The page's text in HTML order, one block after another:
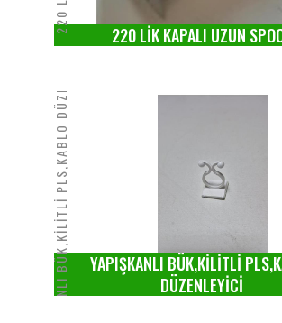
220 LİK KAPALI UZUN
YAPIŞKANLI BÜK,KİLİTLİ PLS,KABLO DÜZENLEYİCİ
YAPIŞKANLI BÜK,KİLİTLİ
DÜZENLEYİCİ